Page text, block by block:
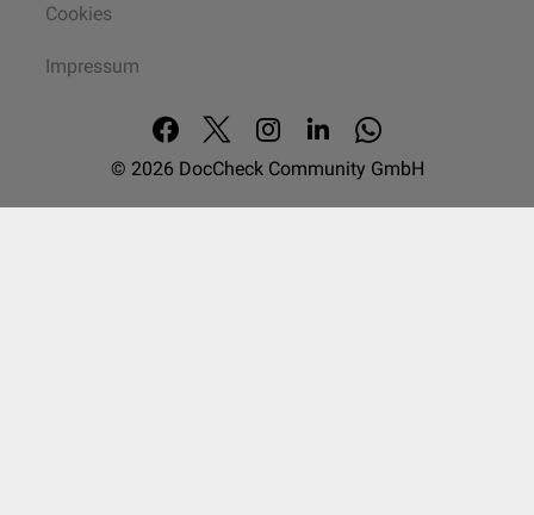
Cookies
Impressum
© 2026 DocCheck Community GmbH